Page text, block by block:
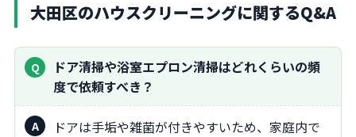
大田区のハウスクリーニングに関するQ&A
ドア清掃や浴室エプロン清掃はどれくらいの頻
度で依頼すべき？
ドアは手垢や雑菌が付きやすいため、家庭内で